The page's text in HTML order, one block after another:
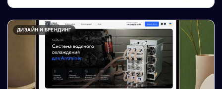
ДИЗАЙН И БРЕНДИНГ